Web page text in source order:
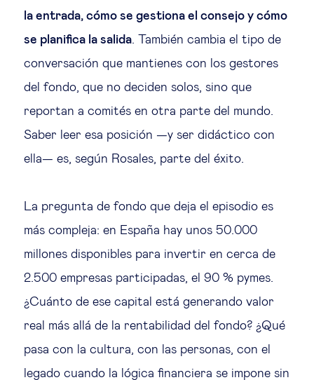
la entrada, cómo se gestiona el consejo y cómo
se planifica la salida. También cambia el tipo de
conversación que mantienes con los gestores
del fondo, que no deciden solos, sino que
reportan a comités en otra parte del mundo.
Saber leer esa posición —y ser didáctico con
ella— es, según Rosales, parte del éxito.
La pregunta de fondo que deja el episodio es
más compleja: en España hay unos 50.000
millones disponibles para invertir en cerca de
2.500 empresas participadas, el 90 % pymes.
¿Cuánto de ese capital está generando valor
real más allá de la rentabilidad del fondo? ¿Qué
pasa con la cultura, con las personas, con el
legado cuando la lógica financiera se impone sin